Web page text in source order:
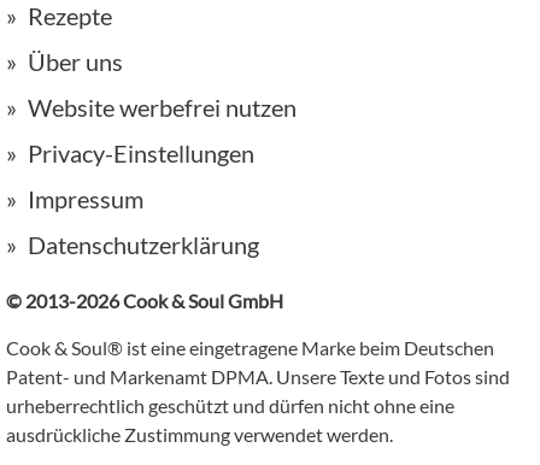
Rezepte
Über uns
Website werbefrei nutzen
Privacy-Einstellungen
Impressum
Datenschutzerklärung
© 2013-2026 Cook & Soul GmbH
Cook & Soul® ist eine eingetragene Marke beim Deutschen
Patent- und Markenamt DPMA. Unsere Texte und Fotos sind
urheberrechtlich geschützt und dürfen nicht ohne eine
ausdrückliche Zustimmung verwendet werden.